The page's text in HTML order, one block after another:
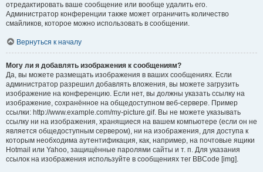
отредактировать ваше сообщение или вообще удалить его.
Администратор конференции также может ограничить количество
смайликов, которое можно использовать в сообщении.
Вернуться к началу
Могу ли я добавлять изображения к сообщениям?
Да, вы можете размещать изображения в ваших сообщениях. Если
администратор разрешил добавлять вложения, вы можете загрузить
изображение на конференцию. Если нет, вы должны указать ссылку на
изображение, сохранённое на общедоступном веб-сервере. Пример
ссылки: http://www.example.com/my-picture.gif. Вы не можете указывать
ссылку ни на изображения, хранящиеся на вашем компьютере (если он не
является общедоступным сервером), ни на изображения, для доступа к
которым необходима аутентификация, как, например, на почтовые ящики
Hotmail или Yahoo, защищённые паролями сайты и т. п. Для указания
ссылок на изображения используйте в сообщениях тег BBCode [img].